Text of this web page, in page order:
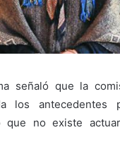
señaló que la
los antecedentes
que no existe